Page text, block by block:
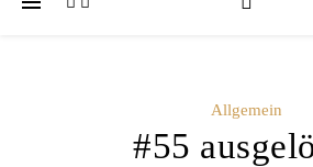
Allgemein
#55